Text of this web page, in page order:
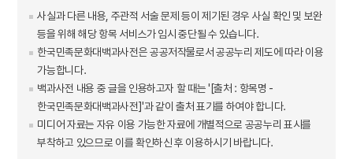
사실과 다른 내용, 주관적 서술 문제 등이 제기된 경우 사실 확인 및 보완
등을 위해 해당 항목 서비스가 임시 중단될 수 있습니다.
한국민족문화대백과사전은 공공저작물로서 공공누리 제도에 따라 이용
가능합니다.
백과사전 내용 중 글을 인용하고자 할 때는 '[출처 : 항목명 -
한국민족문화대백과사전]'과 같이 출처 표기를 하여야 합니다.
미디어 자료는 자유 이용 가능한 자료에 개별적으로 공공누리 표시를
부착하고 있으므로 이를 확인하신 후 이용하시기 바랍니다.